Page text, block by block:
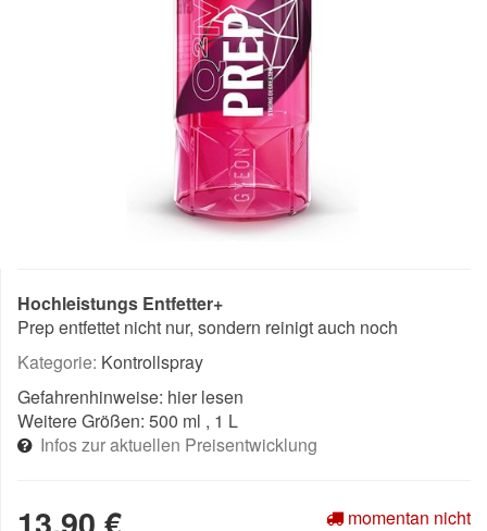
Hochleistungs Entfetter+
Prep entfettet nicht nur, sondern reinigt auch noch
Kategorie: Kontrollspray
Gefahrenhinweise: hier lesen
Weitere Größen: 500 ml , 1 L
Infos zur aktuellen Preisentwicklung
momentan nicht